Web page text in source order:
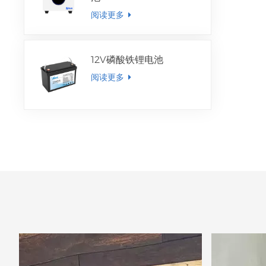
阅读更多
12V磷酸铁锂电池
阅读更多